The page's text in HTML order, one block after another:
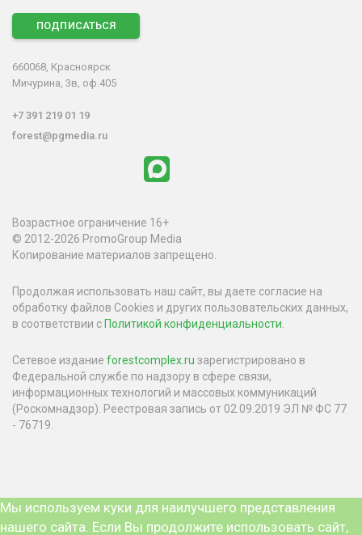
ПОДПИСАТЬСЯ
660068, Красноярск
Мичурина, 3в, оф.405
+7 391 219 01 19
forest@pgmedia.ru
Возрастное ограничение 16+
© 2012-2026 PromoGroup Media
Копирование материалов запрещено.
Продолжая использовать наш сайт, вы даете согласие на
обработку файлов Cookies и других пользовательских данных,
в соответствии сПолитикой конфиденциальности
Сетевое издание forestcomplex.ru зарегистрировано в
Федеральной службе по надзору в сфере связи,
информационных технологий и массовых коммуникаций
(Роскомнадзор). Реестровая запись от 02.09.2019 ЭЛ № ФС 77
- 76719.
Мы используем куки для наилучшего представления
нашего сайта. Если Вы продолжите использовать сайт,